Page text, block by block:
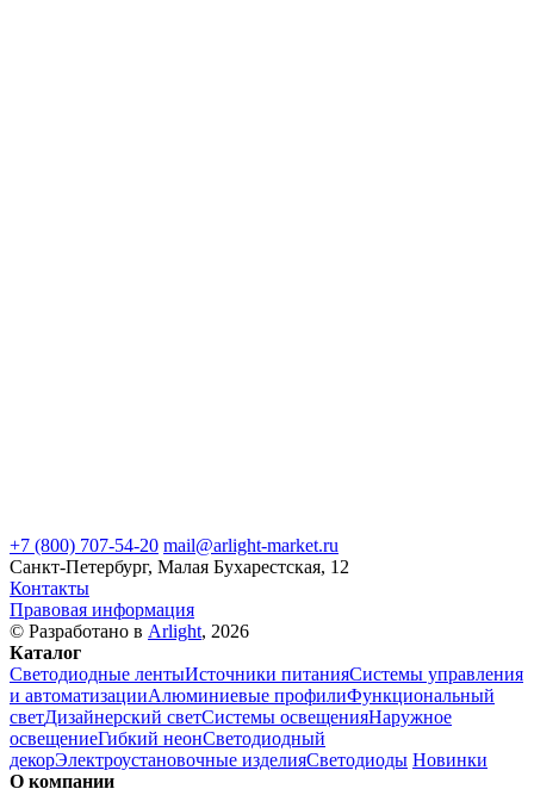
+7 (800) 707-54-20 mail@arlight-market.ru
Санкт-Петербург, Малая Бухарестская, 12
Контакты
Правовая информация
© Разработано в Arlight, 2026
Каталог
Светодиодные лентыИсточники питанияСистемы управления
и автоматизацииАлюминиевые профилиФункциональный
светДизайнерский светСистемы освещенияНаружное
освещениеГибкий неонСветодиодный
декорЭлектроустановочные изделияСветодиоды Новинки
О компании